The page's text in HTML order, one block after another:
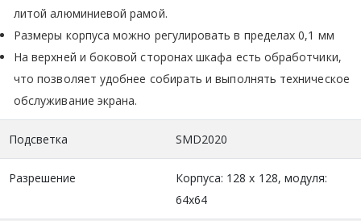
литой алюминиевой рамой.
Размеры корпуса можно регулировать в пределах 0,1 мм
На верхней и боковой сторонах шкафа есть обработчики,
что позволяет удобнее собирать и выполнять техническое
обслуживание экрана.
Подсветка SMD2020
Разрешение
Корпуса: 128 х 128, модуля:
64x64